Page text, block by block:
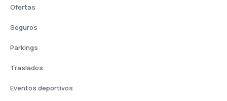
Ofertas
Seguros
Parkings
Traslados
Eventos deportivos